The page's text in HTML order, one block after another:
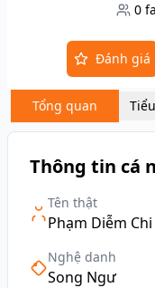
0
Đánh giá
Tổng quan
Thông tin cá
Tên thật
Phạm Diễm Chi
Nghệ danh
Song Ngư